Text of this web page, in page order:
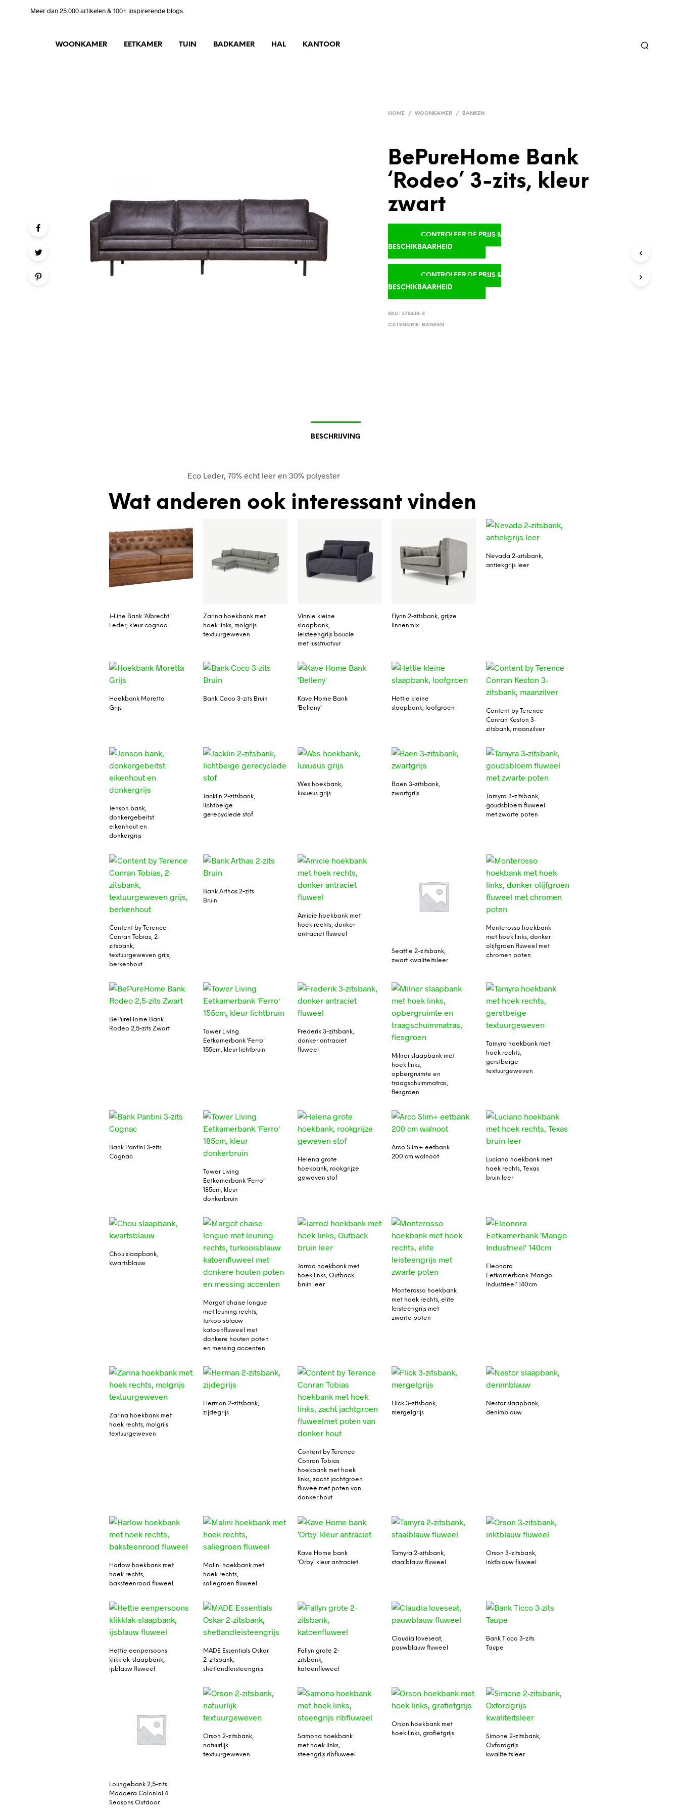
Meer dan 25.000 artikelen & 100+ inspirerende blogs
WOONKAMER EETKAMER TUIN BADKAMER HAL KANTOOR
HOME / WOONKAMER / BANKEN
BePureHome Bank
‘Rodeo’ 3-zits, kleur
zwart
CONTROLEER DE PRIJS &
BESCHIKBAARHEID
CONTROLEER DE PRIJS &
BESCHIKBAARHEID
SKU:378618-Z
CATEGORIE: BANKEN
BESCHRIJVING
Eco Leder, 70% écht leer en 30% polyester
Wat anderen ook interessant vinden
J-Line Bank ‘Albrecht’
Leder, kleur cognac
Zarina hoekbank met
hoek links, molgrijs
textuurgeweven
Vinnie kleine
slaapbank,
leisteengrijs boucle
met lusstructuur
Flynn 2-zitsbank, grijze
linnenmix
Nevada 2-zitsbank,
antiekgrijs leer
Hoekbank Moretta
Grijs
Bank Coco 3-zits Bruin
Kave Home Bank
‘Belleny’
Hettie kleine
slaapbank, loofgroen
Content by Terence
Conran Keston 3-
zitsbank, maanzilver
Jenson bank,
donkergebeitst
eikenhout en
donkergrijs
Jacklin 2-zitsbank,
lichtbeige
gerecyclede stof
Wes hoekbank,
luxueus grijs
Baen 3-zitsbank,
zwartgrijs
Tamyra 3-zitsbank,
goudsbloem fluweel
met zwarte poten
Content by Terence
Conran Tobias, 2-
zitsbank,
textuurgeweven grijs,
berkenhout
Bank Arthas 2-zits
Bruin
Amicie hoekbank met
hoek rechts, donker
antraciet fluweel
Seattle 2-zitsbank,
zwart kwaliteitsleer
Monterosso hoekbank
met hoek links, donker
olijfgroen fluweel met
chromen poten
BePureHome Bank
Rodeo 2,5-zits Zwart
Tower Living
Eetkamerbank ‘Ferro’
155cm, kleur lichtbruin
Frederik 3-zitsbank,
donker antraciet
fluweel
Milner slaapbank met
hoek links,
opbergruimte en
traagschuimmatras,
flesgroen
Tamyra hoekbank met
hoek rechts,
gerstbeige
textuurgeweven
Bank Pantini 3-zits
Cognac
Tower Living
Eetkamerbank ‘Ferro’
185cm, kleur
donkerbruin
Helena grote
hoekbank, rookgrijze
geweven stof
Arco Slim+ eetbank
200 cm walnoot
Luciano hoekbank met
hoek rechts, Texas
bruin leer
Chou slaapbank,
kwartsblauw
Margot chaise longue
met leuning rechts,
turkooisblauw
katoenfluweel met
donkere houten poten
en messing accenten
Jarrod hoekbank met
hoek links, Outback
bruin leer
Monterosso hoekbank
met hoek rechts, elite
leisteengrijs met
zwarte poten
Eleonora
Eetkamerbank ‘Mango
Industrieel’ 140cm
Zarina hoekbank met
hoek rechts, molgrijs
textuurgeweven
Herman 2-zitsbank,
zijdegrijs
Content by Terence
Conran Tobias
hoekbank met hoek
links, zacht jachtgroen
fluweelmet poten van
donker hout
Flick 3-zitsbank,
mergelgrijs
Nestor slaapbank,
denimblauw
Harlow hoekbank met
hoek rechts,
baksteenrood fluweel
Malini hoekbank met
hoek rechts,
saliegroen fluweel
Kave Home bank
‘Orby’ kleur antraciet
Tamyra 2-zitsbank,
staalblauw fluweel
Orson 3-zitsbank,
inktblauw fluweel
Hettie eenpersoons
klikklak-slaapbank,
ijsblauw fluweel
MADE Essentials Oskar
2-zitsbank,
shetlandleisteengrijs
Fallyn grote 2-
zitsbank,
katoenfluweel
Claudia loveseat,
pauwblauw fluweel
Bank Ticco 3-zits
Taupe
Loungebank 2,5-zits
Madoera Colonial 4
Seasons Outdoor
Orson 2-zitsbank,
natuurlijk
textuurgeweven
Samona hoekbank
met hoek links,
steengrijs ribfluweel
Orson hoekbank met
hoek links, grafietgrijs
Simone 2-zitsbank,
Oxfordgrijs
kwaliteitsleer